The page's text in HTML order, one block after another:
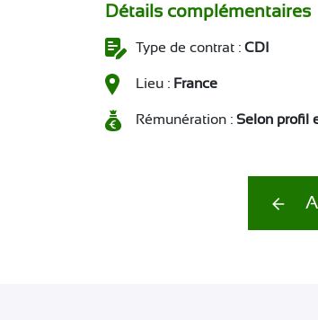
Détails complémentaires
Type de contrat : CDI
Lieu : France
Rémunération : Selon profil